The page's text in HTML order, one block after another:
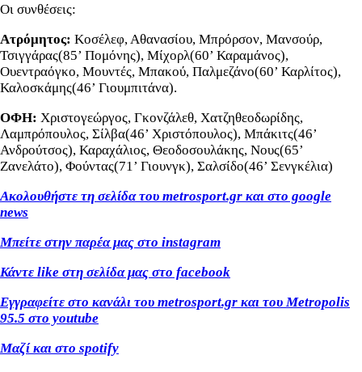
Οι συνθέσεις:
Ατρόμητος: Κοσέλεφ, Αθανασίου, Μπρόρσον, Μανσούρ,
Τσιγγάρας(85’ Πομόνης), Μίχορλ(60’ Καραμάνος),
Ουεντραόγκο, Μουντές, Μπακού, Παλμεζάνο(60’ Καρλίτος),
Καλοσκάμης(46’ Γιουμπιτάνα).
ΟΦΗ: Χριστογεώργος, Γκονζάλεθ, Χατζηθεοδωρίδης,
Λαμπρόπουλος, Σίλβα(46’ Χριστόπουλος), Μπάκιτς(46’
Ανδρούτσος), Καραχάλιος, Θεοδοσουλάκης, Νους(65’
Ζανελάτο), Φούντας(71’ Γιουνγκ), Σαλσίδο(46’ Σενγκέλια)
Ακολουθήστε τη σελίδα του metrosport.gr και στο google
news
Μπείτε στην παρέα μας στο instagram
Κάντε like στη σελίδα μας στο facebook
Εγγραφείτε στο κανάλι του metrosport.gr και του Metropolis
95.5 στο youtube
Μαζί και στο spotify